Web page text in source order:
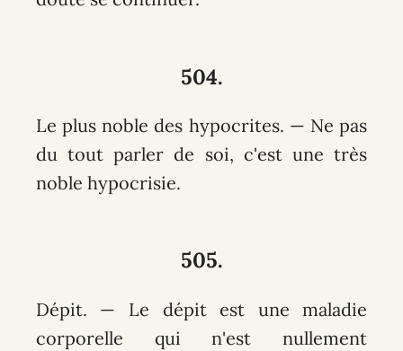
504.
Le plus noble des hypocrites. — Ne pas
du tout parler de soi, c'est une très
noble hypocrisie.
505.
Dépit. — Le dépit est une maladie
corporelle qui n'est nullement